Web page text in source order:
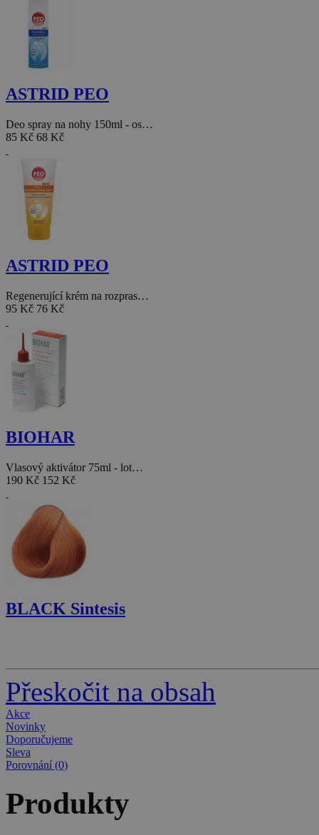
ASTRID PEO
Deo spray na nohy 150ml - os…
85 Kč 68 Kč
ASTRID PEO
Regenerující krém na rozpras…
95 Kč 76 Kč
BIOHAR
Vlasový aktivátor 75ml - lot…
190 Kč 152 Kč
BLACK Sintesis
Přeskočit na obsah
Akce
Novinky
Doporučujeme
Sleva
Porovnání (0)
Produkty